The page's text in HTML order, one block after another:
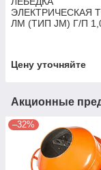
ЭЛЕКТРИЧЕСКАЯ
ЛМ (ТИП JM) Г/П
Цену уточняйте
Акционные
–32%